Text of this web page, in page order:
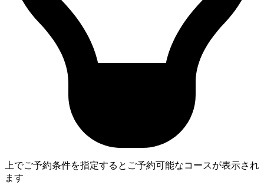
上でご予約条件を指定するとご予約可能なコースが表示され
ます